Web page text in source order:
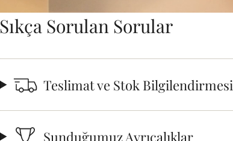
Sıkça Sorulan Sorular
Teslimat ve Stok Bilgilendirmesi
Sunduğumuz Ayrıcalıklar